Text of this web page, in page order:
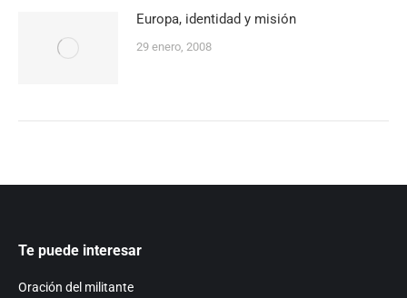
Europa, identidad y misión
29 enero, 2008
Te puede interesar
Oración del militante